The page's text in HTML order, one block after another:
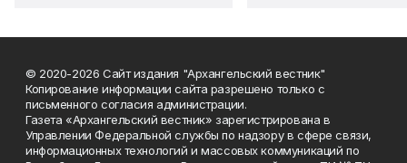
© 2020-2026 Сайт издания "Архангельский вестник"
Копирование информации сайта разрешено только с
письменного согласия администрации.
Газета «Архангельский вестник» зарегистрирована в
Управлении Федеральной службы по надзору в сфере связи,
информационных технологий и массовых коммуникаций по